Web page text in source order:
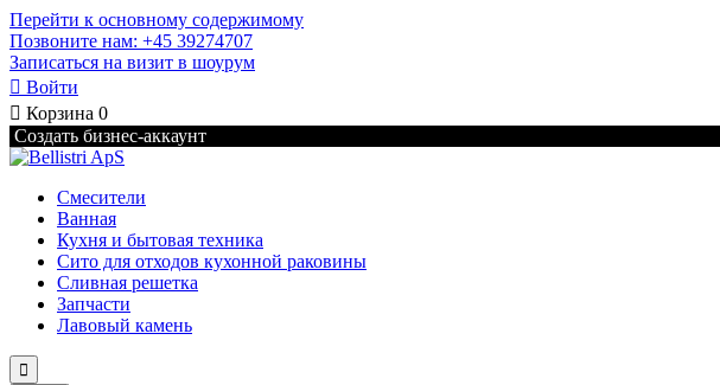
Перейти к основному содержимому
Позвоните нам: +45 39274707
Записаться на визит в шоурум
 Войти
 Корзина 0
Создать бизнес-аккаунт
Смесители
Ванная
Кухня и бытовая техника
Сито для отходов кухонной раковины
Сливная решетка
Запчасти
Лавовый камень
